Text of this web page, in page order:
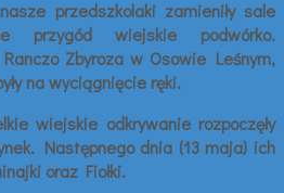
przedszkolaki zamieniły sale
przygód wiejskie podwórko.
Zbyroza w Osowie Leśnym,
na wyciągnięcie ręki.
wiejskie odkrywanie rozpoczęły
Następnego dnia (13 maja) ich
oraz Fiołki.